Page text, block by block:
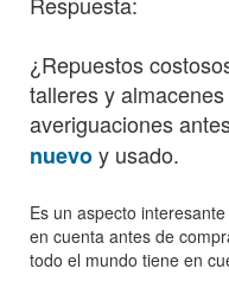
¿Repuestos
talleres y
averiguaciones
nuevoy usado.
Es un aspecto
en cuenta antes de
todo el mundo tiene en